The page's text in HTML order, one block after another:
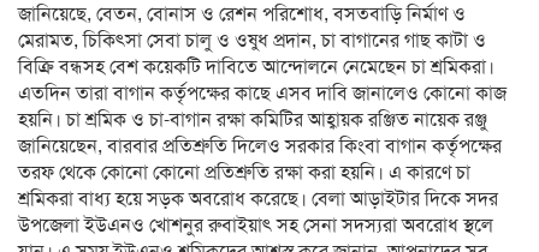
জানিয়েছে, বেতন, বোনাস ও রেশন পরিশোধ, বসতবাড়ি নির্মাণ ও
মেরামত, চিকিৎসা সেবা চালু ও ওষুধ প্রদান, চা বাগানের গাছ কাটা ও
বিক্রি বন্ধসহ বেশ কয়েকটি দাবিতে আন্দোলনে নেমেছেন চা শ্রমিকরা।
এতদিন তারা বাগান কর্তৃপক্ষের কাছে এসব দাবি জানালেও কোনো কাজ
হয়নি। চা শ্রমিক ও চা-বাগান রক্ষা কমিটির আহ্বায়ক রঞ্জিত নায়েক রঞ্জু
জানিয়েছেন, বারবার প্রতিশ্রুতি দিলেও সরকার কিংবা বাগান কর্তৃপক্ষের
তরফ থেকে কোনো কোনো প্রতিশ্রুতি রক্ষা করা হয়নি। এ কারণে চা
শ্রমিকরা বাধ্য হয়ে সড়ক অবরোধ করেছে। বেলা আড়াইটার দিকে সদর
উপজেলা ইউএনও খোশনুর রুবাইয়াৎ সহ সেনা সদস্যরা অবরোধ স্থলে